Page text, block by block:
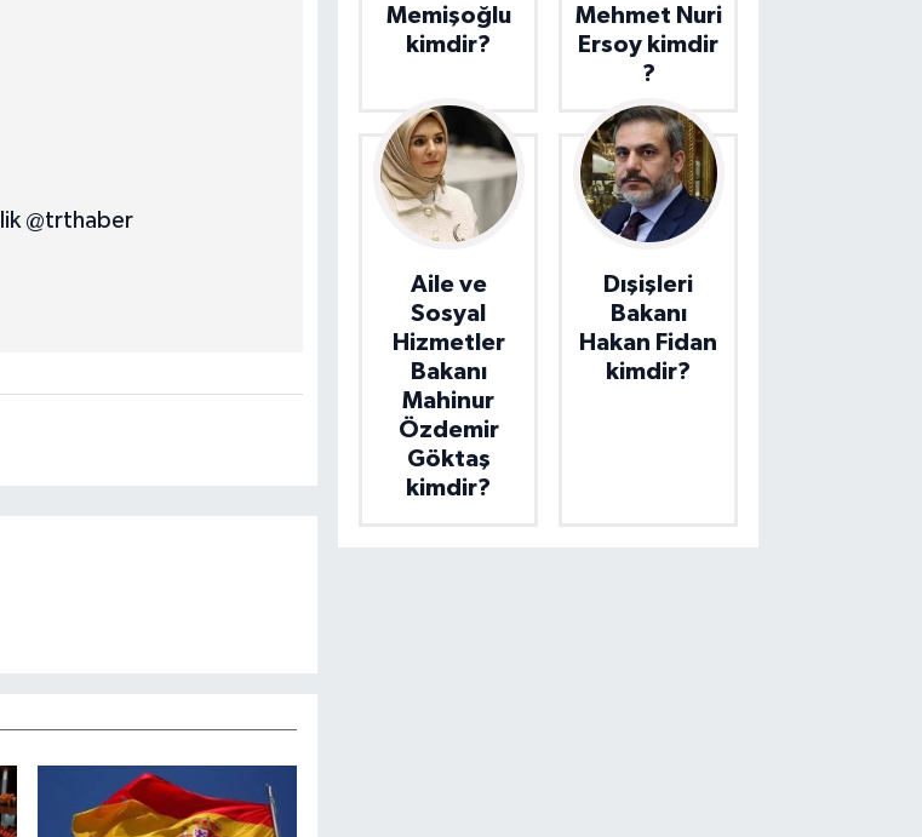
@trthaber
Memişoğlu
kimdir?
Mehmet Nuri
Ersoy kimdir
?
Aile ve
Sosyal
Hizmetler
Bakanı
Mahinur
Özdemir
Göktaş
kimdir?
Dışişleri
Bakanı
Hakan Fidan
kimdir?